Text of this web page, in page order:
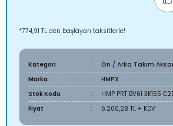
*774,91 TL den başlayan taksitlerle!
Kategori
Ön / Arka Takım
Marka
HMPX
Stok Kodu
HMP PRT BV61 3K155
Fiyat
6.200,28 TL + KDV